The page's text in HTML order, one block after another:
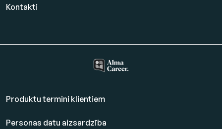
Kontakti
Produktu termini klientiem
Personas datu aizsardzība